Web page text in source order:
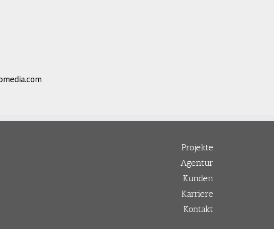
Projekte
Agentur
Kunden
Karriere
Kontakt